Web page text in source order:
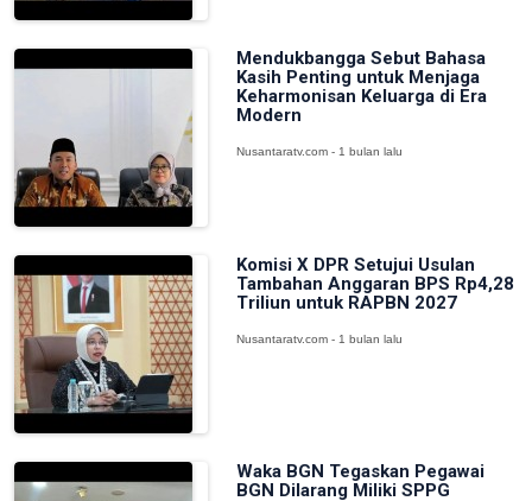
Mendukbangga Sebut Bahasa
Kasih Penting untuk Menjaga
Keharmonisan Keluarga di Era
Modern
Nusantaratv.com - 1 bulan lalu
Komisi X DPR Setujui Usulan
Tambahan Anggaran BPS Rp4,28
Triliun untuk RAPBN 2027
Nusantaratv.com - 1 bulan lalu
Waka BGN Tegaskan Pegawai
BGN Dilarang Miliki SPPG